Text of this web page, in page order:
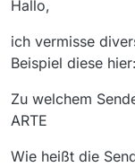
Hallo,
ich vermisse
Beispiel diese hier:
Zu welchem
ARTE
Wie heißt die